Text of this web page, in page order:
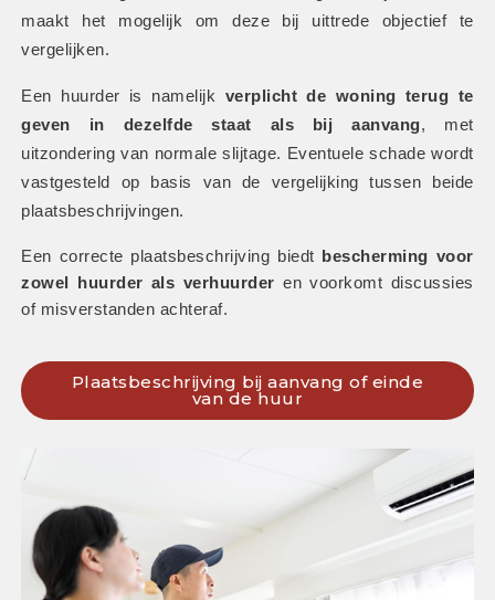
maakt het mogelijk om deze bij uittrede objectief te
vergelijken.
Een huurder is namelijk verplicht de woning terug te
geven in dezelfde staat als bij aanvang, met
uitzondering van normale slijtage. Eventuele schade wordt
vastgesteld op basis van de vergelijking tussen beide
plaatsbeschrijvingen.
Een correcte plaatsbeschrijving biedt
bescherming voor
zowel huurder als verhuurder en voorkomt discussies
of misverstanden achteraf.
Plaatsbeschrijving bij aanvang of einde
van de huur